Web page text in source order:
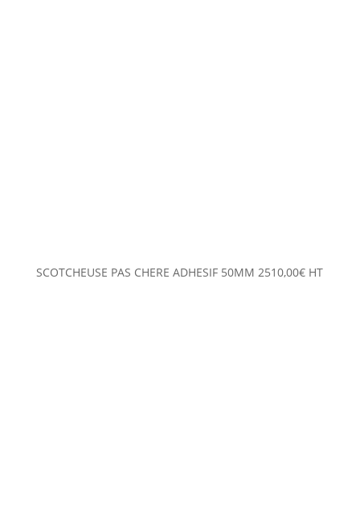
SCOTCHEUSE PAS CHERE ADHESIF 50MM 2510,00€ HT